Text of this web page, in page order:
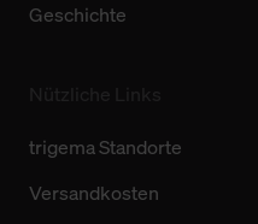
Geschichte
trigema Standorte
Versandkosten